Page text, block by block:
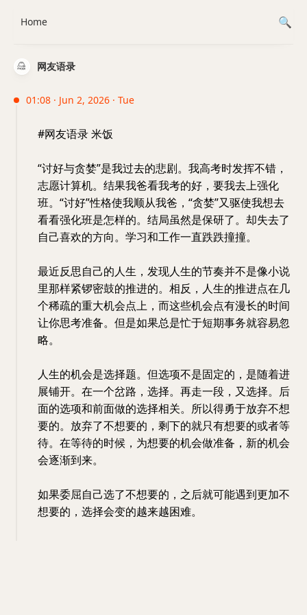
网友语录
01:08 · Jun 2, 2026 · Tue
#网友语录 米饭
“讨好与贪婪”是我过去的悲剧。我高考时发挥不错，
志愿计算机。结果我爸看我考的好，要我去上强化
班。“讨好”性格使我顺从我爸，“贪婪”又驱使我想去
看看强化班是怎样的。结局虽然是保研了。却失去了
自己喜欢的方向。学习和工作一直跌跌撞撞。
最近反思自己的人生，发现人生的节奏并不是像小说
里那样紧锣密鼓的推进的。相反，人生的推进点在几
个稀疏的重大机会点上，而这些机会点有漫长的时间
让你思考准备。但是如果总是忙于短期事务就容易忽
略。
人生的机会是选择题。但选项不是固定的，是随着进
展铺开。在一个岔路，选择。再走一段，又选择。后
面的选项和前面做的选择相关。所以得勇于放弃不想
要的。放弃了不想要的，剩下的就只有想要的或者等
待。在等待的时候，为想要的机会做准备，新的机会
会逐渐到来。
如果委屈自己选了不想要的，之后就可能遇到更加不
想要的，选择会变的越来越困难。
Home